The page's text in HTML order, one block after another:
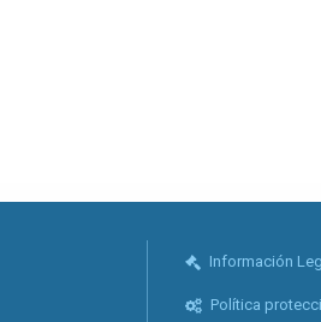
Información
Política